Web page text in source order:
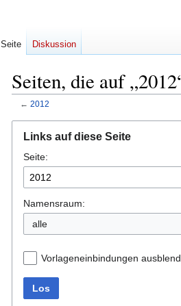
Seiten, die auf
← 2012
Navigation
springen
Suche
springen
Links auf diese Seite
Seite:
Namensraum:
alle
Vorlageneinbindungen
Los
Seite Diskussion